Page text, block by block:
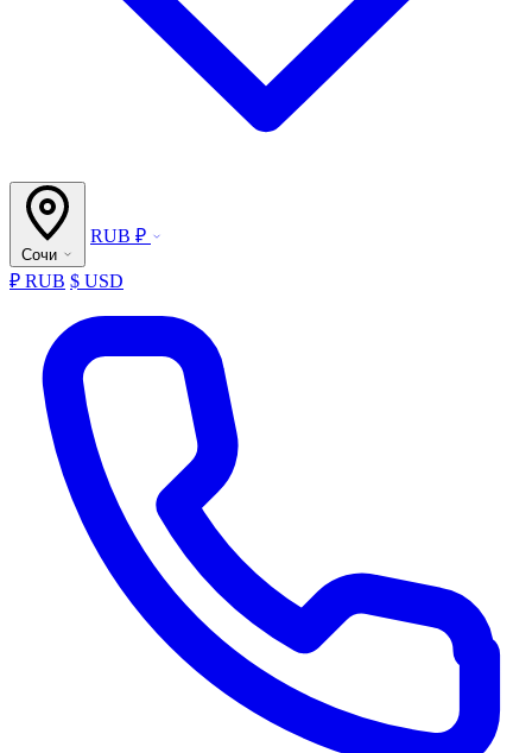
Сочи
RUB ₽
₽ RUB $ USD